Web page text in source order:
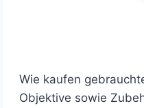
Wie kaufen
Objektive sowie